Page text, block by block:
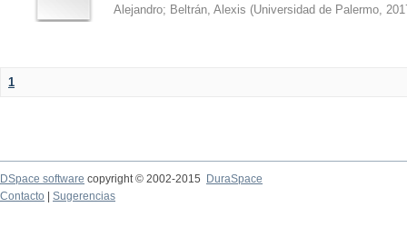
Alejandro; Beltrán, Alexis (Universidad de Palermo,
1
DSpace software copyright © 2002-2015
DuraSpace
Contacto
Sugerencias